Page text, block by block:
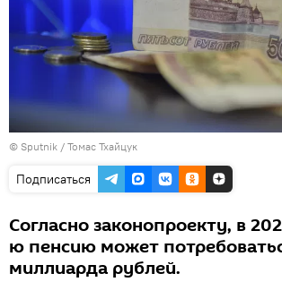
© Sputnik / Томас Тхайцук
Подписаться
Согласно законопроекту, в
ю пенсию может
миллиарда рублей.